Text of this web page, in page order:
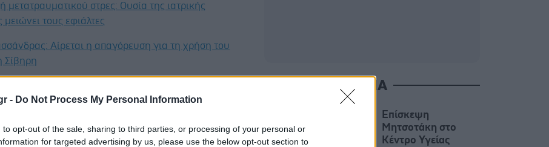
- Do Not Process My Personal Information
to opt-out of the sale, sharing to third parties, or processing of your personal or
for targeted advertising by us, please use the below opt-out section to
μετατραυματικού στρες: Ουσία της ιατρικής
τους εφιάλτες
Αίρεται η απαγόρευση για τη χρήση του
Σίβηρη
ΔΙΑΒΑΣΤΕ ΑΚΟΜΑ
Επίσκεψη
Μητσοτάκη στο
Κέντρο Υγείας